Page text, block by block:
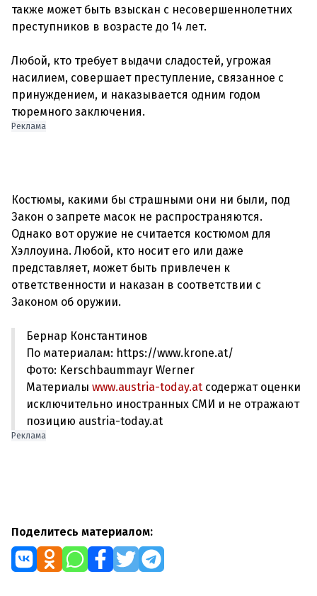
также может быть взыскан с несовершеннолетних
преступников в возрасте до 14 лет.
Любой, кто требует выдачи сладостей, угрожая
насилием, совершает преступление, связанное с
принуждением, и наказывается одним годом
Реклама
Костюмы, какими бы страшными они ни были, под
Закон о запрете масок не распространяются.
Однако вот оружие не считается костюмом для
Хэллоуина. Любой, кто носит его или даже
представляет, может быть привлечен к
ответственности и наказан в соответствии с
Бернар Константинов
По материалам: https://www.krone.at/
Фото: Kerschbaummayr Werner
Материалы www.austria-today.at содержат оценки
исключительно иностранных СМИ и не отражают
позицию austria-today.at
Реклама
Поделитесь материалом: